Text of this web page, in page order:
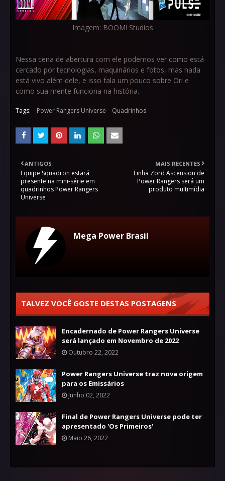
Imagem: BOOM! Studios
Nessa cena de abertura com ele podemos ver como está
cercado por tecnologias, maquinários e fotos, mas nada
está vivo além dele, e isso fala um pouco sobre Ori e
como sua mente funciona na história.
Tags: Power Rangers Universe Quadrinhos
MAIS RECENTES
Linha Zord Ascension de
Power Rangers será um
produto multimídia
ANTIGOS
Equipe Squadron estará
presente na mini-série em
quadrinhos Power Rangers
Universe
Mega Power Brasil
TALVEZ VOCÊ GOSTE DESTAS POSTAGENS
Encadernado de Power Rangers Universe
será lançado em Novembro de 2022
Outubro 22, 2022
Power Rangers Universe traz nova origem
para os Emissários
Junho 02, 2022
Final de Power Rangers Universe pode ter
apresentado 'Os Primeiros'
Maio 26, 2022